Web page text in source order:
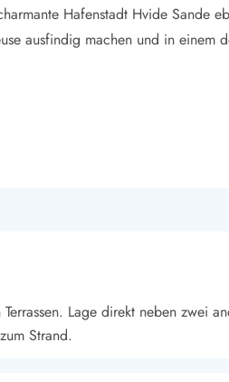
Hafenstadt Hvide Sande
ausfindig machen und in einem
Lage direkt neben zwei
Strand.